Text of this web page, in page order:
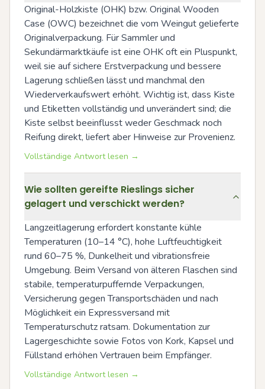
Original-Holzkiste (OHK) bzw. Original Wooden
Case (OWC) bezeichnet die vom Weingut gelieferte
Originalverpackung. Für Sammler und
Sekundärmarktkäufe ist eine OHK oft ein Pluspunkt,
weil sie auf sichere Erstverpackung und bessere
Lagerung schließen lässt und manchmal den
Wiederverkaufswert erhöht. Wichtig ist, dass Kiste
und Etiketten vollständig und unverändert sind; die
Kiste selbst beeinflusst weder Geschmack noch
Reifung direkt, liefert aber Hinweise zur Provenienz.
Vollständige Antwort lesen →
Wie sollten gereifte Rieslings sicher
gelagert und verschickt werden?
Langzeitlagerung erfordert konstante kühle
Temperaturen (10–14 °C), hohe Luftfeuchtigkeit
rund 60–75 %, Dunkelheit und vibrationsfreie
Umgebung. Beim Versand von älteren Flaschen sind
stabile, temperaturpuffernde Verpackungen,
Versicherung gegen Transportschäden und nach
Möglichkeit ein Expressversand mit
Temperaturschutz ratsam. Dokumentation zur
Lagergeschichte sowie Fotos von Kork, Kapsel und
Füllstand erhöhen Vertrauen beim Empfänger.
Vollständige Antwort lesen →